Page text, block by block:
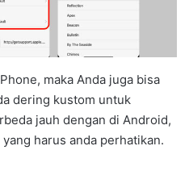
maka Anda juga bisa
dering kustom untuk
jauh dengan di Android,
harus anda perhatikan.